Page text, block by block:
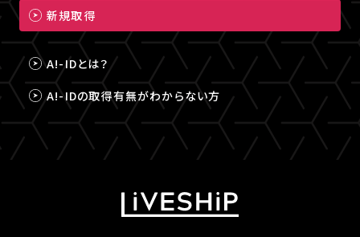
新規取得
A!-IDとは？
A!-IDの取得有無がわからない方